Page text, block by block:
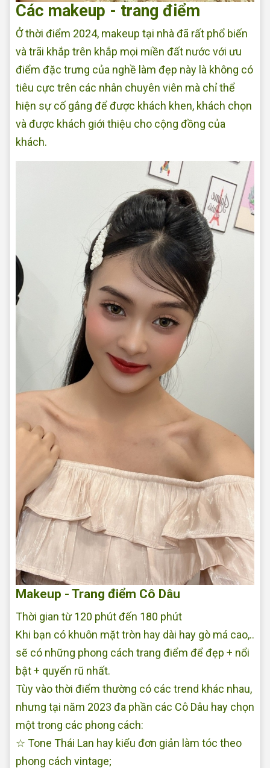
Các makeup - trang điểm
Ở thời điểm 2024, makeup tại nhà đã rất phổ biến
và trãi khắp trên khắp mọi miền đất nước với ưu
điểm đặc trưng của nghề làm đẹp này là không có
tiêu cực trên các nhân chuyên viên mà chỉ thể
hiện sự cố gắng để được khách khen, khách chọn
và được khách giới thiệu cho cộng đồng của
khách.
Makeup - Trang điểm Cô Dâu
Thời gian từ 120 phút đến 180 phút
Khi bạn có khuôn mặt tròn hay dài hay gò má cao,..
sẽ có những phong cách trang điểm để đẹp + nổi
bật + quyến rũ nhất.
Tùy vào thời điểm thường có các trend khác nhau,
nhưng tại năm 2023 đa phần các Cô Dâu hay chọn
một trong các phong cách:
☆ Tone Thái Lan hay kiểu đơn giản làm tóc theo
phong cách vintage;